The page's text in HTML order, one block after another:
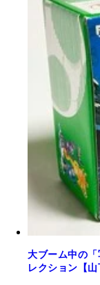
大ブーム中の
レクション【山